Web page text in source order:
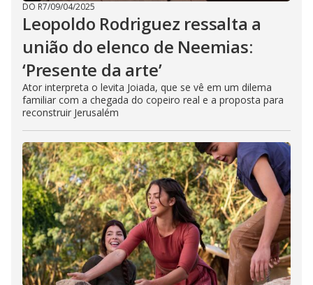
DO R7/09/04/2025
Leopoldo Rodriguez ressalta a
união do elenco de Neemias:
‘Presente da arte’
Ator interpreta o levita Joiada, que se vê em um dilema
familiar com a chegada do copeiro real e a proposta para
reconstruir Jerusalém